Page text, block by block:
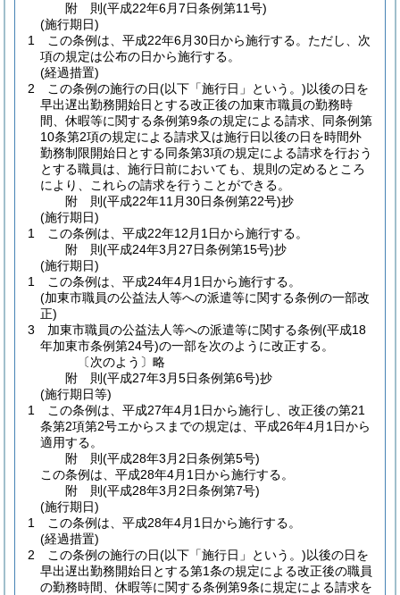
附 則(平成22年6月7日条例第11号)
(施行期日)
1
この条例は、平成22年6月30日から施行する。 ただし、次
項の規定は公布の日から施行する。
(経過措置)
2
この条例の施行の日(以下「施行日」という。)以後の日を
早出遅出勤務開始日とする改正後の加東市職員の勤務時
間、休暇等に関する条例第9条の規定による請求、同条例第
10条第2項の規定による請求又は施行日以後の日を時間外
勤務制限開始日とする同条第3項の規定による請求を行おう
とする職員は、施行日前においても、規則の定めるところ
により、これらの請求を行うことができる。
附 則(平成22年11月30日条例第22号)抄
(施行期日)
1
この条例は、平成22年12月1日から施行する。
附 則(平成24年3月27日条例第15号)抄
(施行期日)
1
この条例は、平成24年4月1日から施行する。
(加東市職員の公益法人等への派遣等に関する条例の一部改
正)
3
加東市職員の公益法人等への派遣等に関する条例(平成18
年加東市条例第24号)の一部を次のように改正する。
〔次のよう〕略
附 則(平成27年3月5日条例第6号)抄
(施行期日等)
1
この条例は、平成27年4月1日から施行し、改正後の第21
条第2項第2号エからスまでの規定は、平成26年4月1日から
適用する。
附 則(平成28年3月2日条例第5号)
この条例は、平成28年4月1日から施行する。
附 則(平成28年3月2日条例第7号)
(施行期日)
1
この条例は、平成28年4月1日から施行する。
(経過措置)
2
この条例の施行の日(以下「施行日」という。)以後の日を
早出遅出勤務開始日とする第1条の規定による改正後の職員
の勤務時間、休暇等に関する条例第9条に規定による請求を